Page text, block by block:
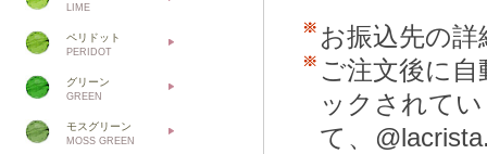
LIME
ペリドット
PERIDOT
グリーン
GREEN
モスグリーン
MOSS GREEN
お振込先の
ご注文後に
ックされて
て、